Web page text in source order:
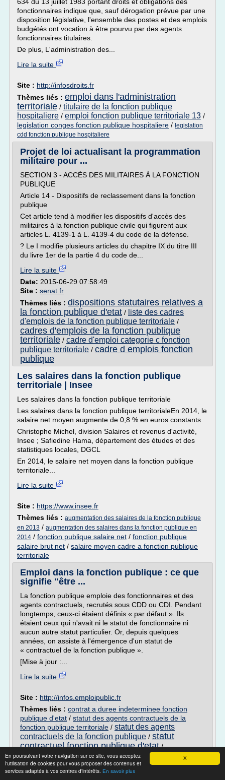
X
En poursuivant votre navigation sur ce site, vous acceptez
l'utilisation de cookies pour vous proposer des contenus et
services adaptés à vos centres d'intérêts. En savoir plus
fonctionnaires indique que, sauf dérogation prévue par une
disposition législative, l'ensemble des postes et des emplois
budgétés ont vocation à être pourvu par des agents
fonctionnaires titulaires.
De plus, L'administration des...
Lire la suite
Site : http://infosdroits.fr
Thèmes liés : emploi dans l'administration
territoriale / titulaire de la fonction publique
hospitaliere / emploi fonction publique territoriale 13 /
legislation conges fonction publique hospitaliere / legislation
cdd fonction publique hospitaliere
Projet de loi actualisant la programmation
militaire pour ...
SECTION 3 - ACCÈS DES MILITAIRES À LA FONCTION
PUBLIQUE
Article 14 - Dispositifs de reclassement dans la fonction
publique
Cet article tend à modifier les dispositifs d'accès des
militaires à la fonction publique civile qui figurent aux
articles L. 4139-1 à L. 4139-4 du code de la défense.
? Le I modifie plusieurs articles du chapitre IX du titre III
du livre 1er de la partie 4 du code de...
Lire la suite
Date: 2015-06-29 07:58:49
Site : senat.fr
Thèmes liés : dispositions statutaires relatives a
la fonction publique d'etat / liste des cadres
d'emplois de la fonction publique territoriale /
cadres d'emplois de la fonction publique
territoriale / cadre d'emploi categorie c fonction
publique territoriale / cadre d emplois fonction
publique
Les salaires dans la fonction publique
territoriale | Insee
Les salaires dans la fonction publique territoriale
Les salaires dans la fonction publique territorialeEn 2014, le
salaire net moyen augmente de 0,8 % en euros constants
Christophe Michel, division Salaires et revenus d'activité,
Insee ; Safiedine Hama, département des études et des
statistiques locales, DGCL
En 2014, le salaire net moyen dans la fonction publique
territoriale...
Lire la suite
Site : https://www.insee.fr
Thèmes liés : augmentation des salaires de la fonction publique
en 2013 / augmentation des salaires dans la fonction publique en
2014 / fonction publique salaire net / fonction publique
salaire brut net / salaire moyen cadre a fonction publique
territoriale
Emploi dans la fonction publique : ce que
signifie "être ...
La fonction publique emploie des fonctionnaires et des
agents contractuels, recrutés sous CDD ou CDI. Pendant
longtemps, ceux-ci étaient définis « par défaut ». Ils
étaient ceux qui n'avait ni le statut de fonctionnaire ni
aucun autre statut particulier. Or, depuis quelques
années, on assiste à l'émergence d'un statut de
« contractuel de la fonction publique ».
[Mise à jour :...
Lire la suite
Site : http://infos.emploipublic.fr
Thèmes liés : contrat a duree indeterminee fonction
publique d'etat / statut des agents contractuels de la
fonction publique territoriale / statut des agents
contractuels de la fonction publique / statut
contractuel fonction publique d'etat/
remuneration des agents contractuels de la fonction
publique territoriale